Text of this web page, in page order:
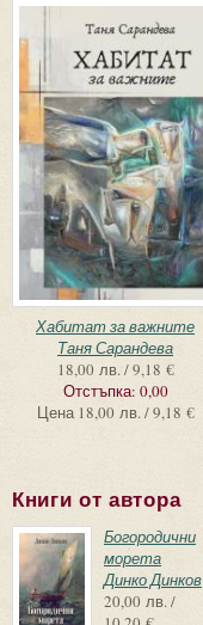
Хабитат за важните
Таня Сарандева
18,00 лв. / 9,18 €
Отстъпка: 0,00
Цена 18,00 лв. / 9,18 €
Книги от автора
Богородични
морета
Динко Динков
20,00 лв. /